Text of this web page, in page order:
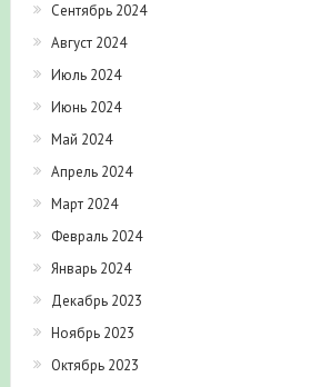
Сентябрь 2024
Август 2024
Июль 2024
Июнь 2024
Май 2024
Апрель 2024
Март 2024
Февраль 2024
Январь 2024
Декабрь 2023
Ноябрь 2023
Октябрь 2023